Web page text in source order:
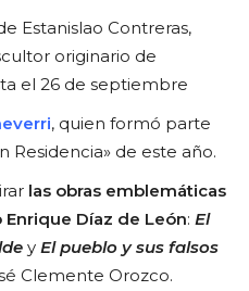
Estanislao Contreras,
originario de
el 26 de septiembre
, quien formó parte
Residencia» de este año.
las obras emblemáticas
Díaz de León: El
y El pueblo y sus falsos
Clemente Orozco.